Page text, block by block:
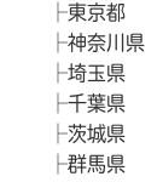
東京都
神奈川県
埼玉県
千葉県
茨城県
群馬県